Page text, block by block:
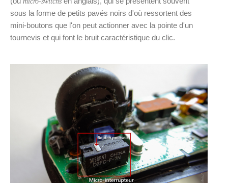
sous la forme de petits pavés noirs d'où ressortent des
mini-boutons que l'on peut actionner avec la pointe d'un
tournevis et qui font le bruit caractéristique du clic.